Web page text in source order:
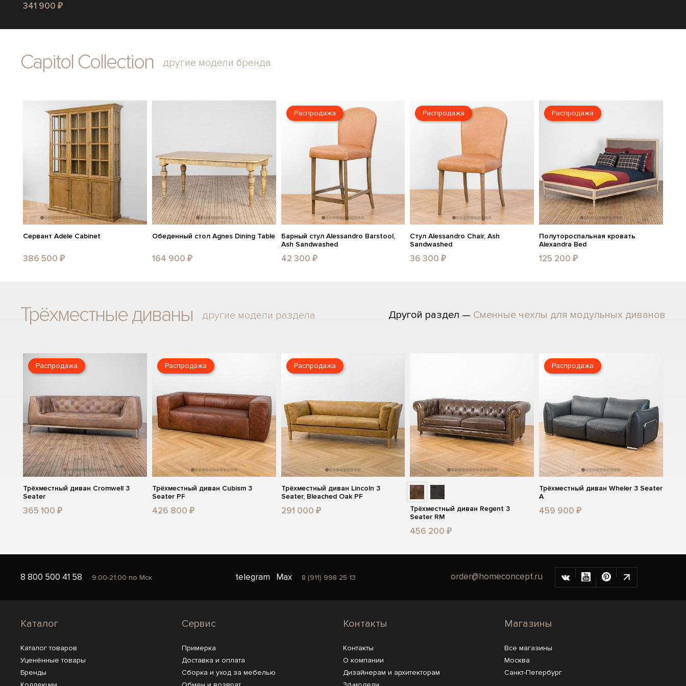
341 900 ₽
Capitol Collection другие модели бренда
Сервант Adele Cabinet
386 500 ₽
Обеденный стол Agnes Dining Table
164 900 ₽
Распродажа
Барный стул Alessandro Barstool,
Ash Sandwashed
42 300 ₽
Распродажа
Стул Alessandro Chair, Ash
Sandwashed
36 300 ₽
Распродажа
Полутороспальная кровать
Alexandra Bed
125 200 ₽
Трёхместные диваны другие модели раздела Другой раздел — Сменные чехлы для модульных диванов
Распродажа
Трёхместный диван Cromwell 3
Seater
365 100 ₽
Распродажа
Трёхместный диван Cubism 3
Seater PF
426 800 ₽
Распродажа
Трёхместный диван Lincoln 3
Seater, Bleached Oak PF
291 000 ₽
Трёхместный диван Regent 3
Seater RM
456 200 ₽
Распродажа
Трёхместный диван Wheler 3 Seater
A
459 900 ₽
8 800 500 41 58 9:00-21:00 по Мск telegram Max 8 (911) 998 25 13 order@homeconcept.ru
Каталог
Каталог товаров
Уценённые товары
Бренды
Сервис
Примерка
Доставка и оплата
Сборка и уход за мебелью
Контакты
Контакты
О компании
Дизайнерам и архитекторам
Магазины
Все магазины
Москва
Санкт-Петербург